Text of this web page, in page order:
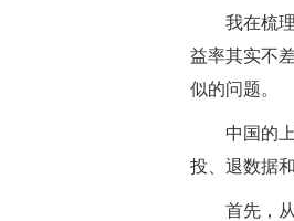
我在梳
益率其实不
似的问题。
中国的
投、退数据
首先，